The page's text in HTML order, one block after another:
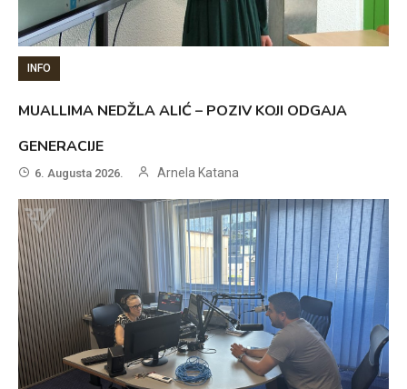
INFO
MUALLIMA NEDŽLA ALIĆ – POZIV KOJI ODGAJA
GENERACIJE
6. Augusta 2026. Arnela Katana